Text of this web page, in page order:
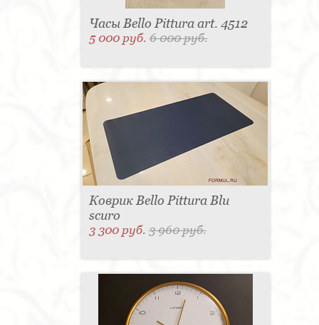
Часы Bello Pittura art. 4512
5 000 руб.6 000 руб.
Коврик Bello Pittura Blu
scuro
3 300 руб.3 960 руб.